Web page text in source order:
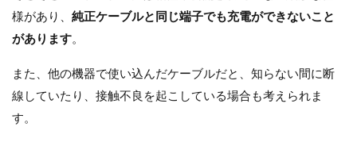
様があり、 純正ケーブルと同じ端子でも充電ができないこと
があります。
また、他の機器で使い込んだケーブルだと、知らない間に断
線していたり、接触不良を起こしている場合も考えられま
す。